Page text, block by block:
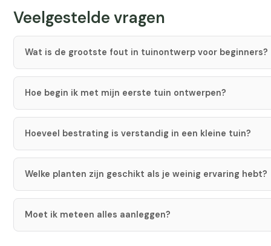
Veelgestelde vragen
Wat is de grootste fout in tuinontwerp voor beginners?
Hoe begin ik met mijn eerste tuin ontwerpen?
Hoeveel bestrating is verstandig in een kleine tuin?
Welke planten zijn geschikt als je weinig ervaring hebt?
Moet ik meteen alles aanleggen?